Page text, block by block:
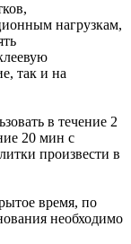
нагрузкам,
так и на
в течение 2
20 мин с
произвести в
время, по
необходимо